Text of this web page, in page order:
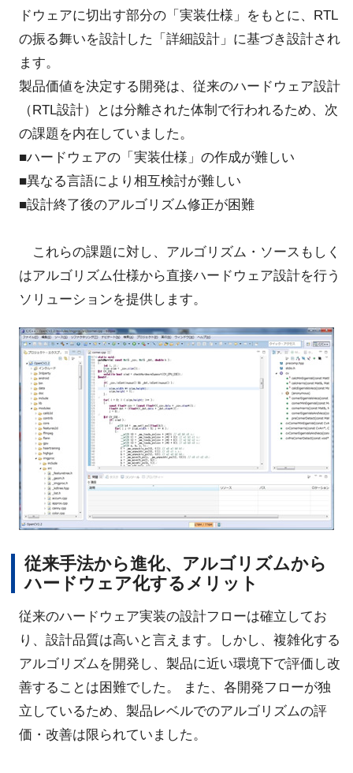
ドウェアに切出す部分の「実装仕様」をもとに、RTL
の振る舞いを設計した「詳細設計」に基づき設計され
ます。
製品価値を決定する開発は、従来のハードウェア設計
（RTL設計）とは分離された体制で行われるため、次
の課題を内在していました。
■ハードウェアの「実装仕様」の作成が難しい
■異なる言語により相互検討が難しい
■設計終了後のアルゴリズム修正が困難
これらの課題に対し、アルゴリズム・ソースもしく
はアルゴリズム仕様から直接ハードウェア設計を行う
ソリューションを提供します。
従来手法から進化、アルゴリズムから
ハードウェア化するメリット
従来のハードウェア実装の設計フローは確立してお
り、設計品質は高いと言えます。しかし、複雑化する
アルゴリズムを開発し、製品に近い環境下で評価し改
善することは困難でした。 また、各開発フローが独
立しているため、製品レベルでのアルゴリズムの評
価・改善は限られていました。